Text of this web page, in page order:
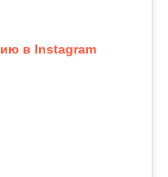
в Instagram